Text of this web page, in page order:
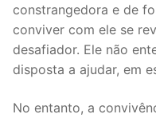
constrangedora e de
conviver com ele se
desafiador. Ele não
disposta a ajudar, em
No entanto, a